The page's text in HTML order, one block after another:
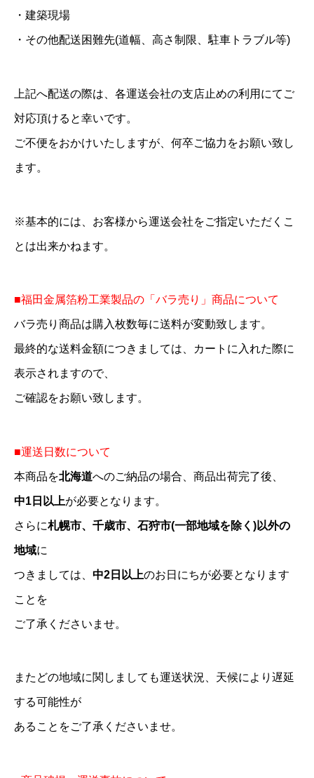
・建築現場
・その他配送困難先(道幅、高さ制限、駐車トラブル等)
上記へ配送の際は、各運送会社の支店止めの利用にてご
対応頂けると幸いです。
ご不便をおかけいたしますが、何卒ご協力をお願い致し
ます。
※基本的には、お客様から運送会社をご指定いただくこ
とは出来かねます。
■福田金属箔粉工業製品の「バラ売り」商品について
バラ売り商品は購入枚数毎に送料が変動致します。
最終的な送料金額につきましては、カートに入れた際に
表示されますので、
ご確認をお願い致します。
■運送日数について
本商品を北海道へのご納品の場合、商品出荷完了後、
中1日以上が必要となります。
さらに札幌市、千歳市、石狩市(一部地域を除く)以外の
地域に
つきましては、 中2日以上のお日にちが必要となります
ことを
ご了承くださいませ。
またどの地域に関しましても運送状況、天候により遅延
する可能性が
あることをご了承くださいませ。